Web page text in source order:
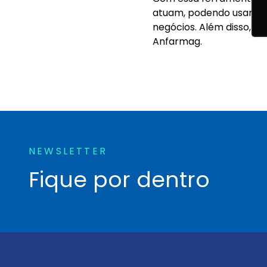
atuam, podendo usar
negócios. Além disso,
Anfarmag.
NEWSLETTER
Fique por dentro